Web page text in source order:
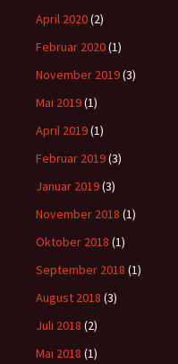
April 2020(2)
Februar 2020(1)
November 2019(3)
Mai 2019(1)
April 2019(1)
Februar 2019(3)
Januar 2019(3)
November 2018 (1)
Oktober 2018 (1)
September 2018 (1)
August 2018 (3)
Juli 2018 (2)
Mai 2018 (1)